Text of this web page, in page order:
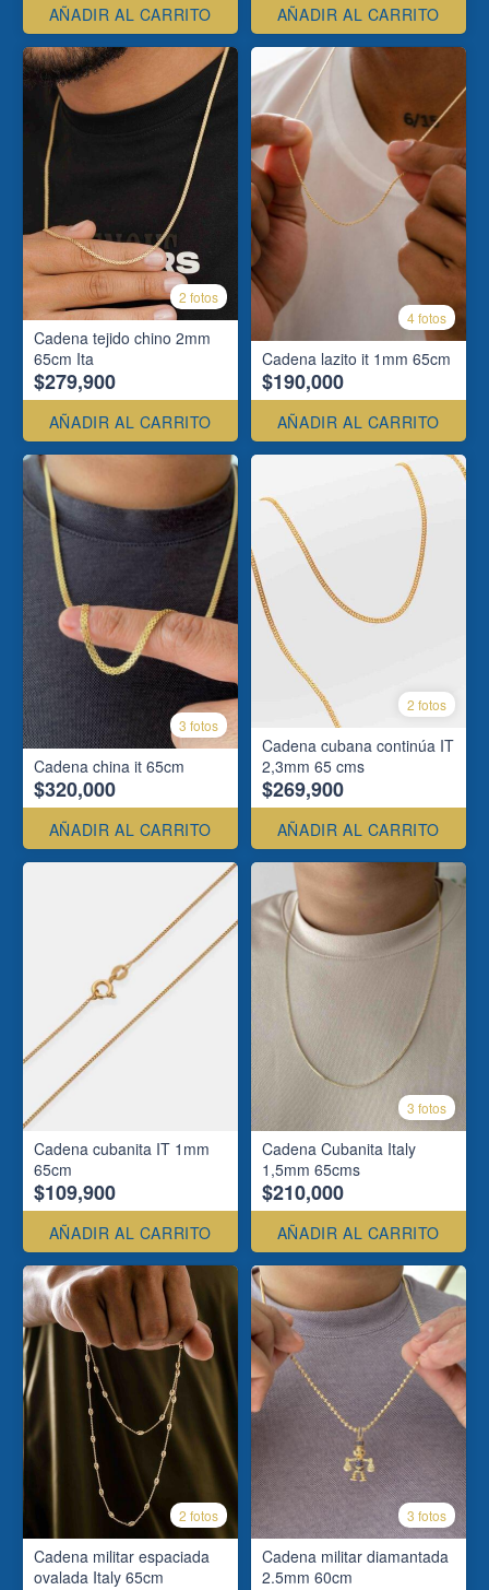
AÑADIR AL CARRITO AÑADIR AL CARRITO
2 fotos
Cadena tejido chino 2mm
65cm Ita
$279,900
AÑADIR AL CARRITO
4 fotos
Cadena lazito it 1mm 65cm
$190,000
AÑADIR AL CARRITO
3 fotos
Cadena china it 65cm
$320,000
AÑADIR AL CARRITO
2 fotos
Cadena cubana continúa IT
2,3mm 65 cms
$269,900
AÑADIR AL CARRITO
Cadena cubanita IT 1mm
65cm
$109,900
AÑADIR AL CARRITO
3 fotos
Cadena Cubanita Italy
1,5mm 65cms
$210,000
AÑADIR AL CARRITO
2 fotos
Cadena militar espaciada
ovalada Italy 65cm
3 fotos
Cadena militar diamantada
2.5mm 60cm